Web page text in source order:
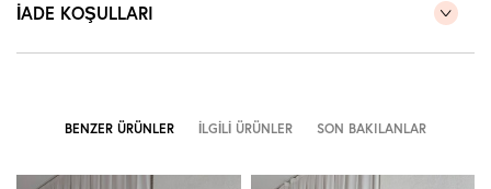
İADE KOŞULLARI
BENZER ÜRÜNLER İLGILI ÜRÜNLER SON BAKILANLAR